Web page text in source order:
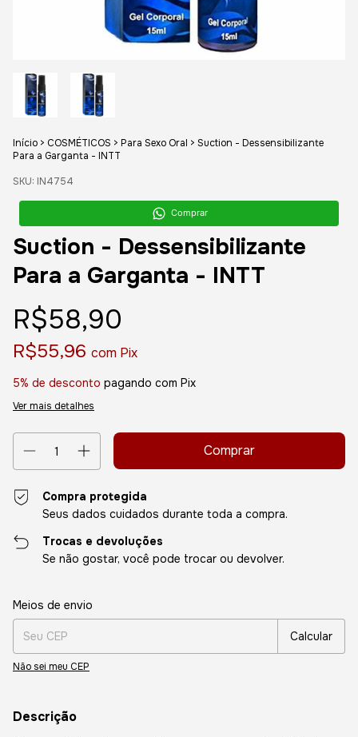
Início > COSMÉTICOS > Para Sexo Oral > Suction - Dessensibilizante
Para a Garganta - INTT
SKU: IN4754
Comprar
Suction - Dessensibilizante
Para a Garganta - INTT
R$58,90
R$55,96 com Pix
5% de desconto pagando com Pix
Ver mais detalhes
Compra protegida
Seus dados cuidados durante toda a compra.
Trocas e devoluções
Se não gostar, você pode trocar ou devolver.
Entregas para o CEP:
Meios de envio
Calcular
Não sei meu CEP
Descrição